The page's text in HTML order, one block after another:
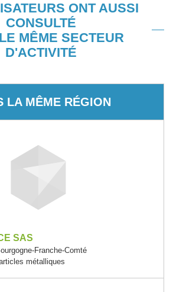
ONT AUSSI
CONSULTÉ
MÊME SECTEUR
D'ACTIVITÉ
LA MÊME RÉGION
SAS
Franche-Comté
métalliques